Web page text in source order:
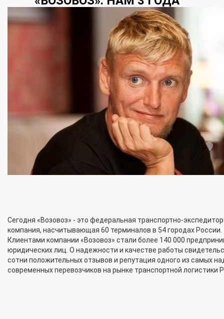
Сегодня «Возовоз» - это федеральная транспортно-
компания, насчитывающая 60 терминалов в 54 городах России.
Клиентами компании «Возовоз» стали более 140 000
юридических лиц. О надежности и качестве работы
сотни положительных отзывов и репутация одного из самых
современных перевозчиков на рынке транспортной логистики